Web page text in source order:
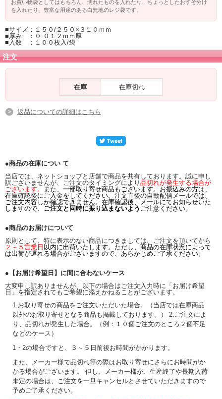
お買い物袋としてはもちろん、濡れたものを入れたり、ちょっとしたおすそ分け
を入れたり、豊富な用途のある白無地のレジ袋です。
■サイズ：１５０/２５０×３１０ｍｍ
■厚み ：０.０１２ｍｍ厚
■入数 ：１００枚入/袋
注文
在庫 在庫切れ
返品についての詳細はこちら
●商品の在庫につい て
当店では、ネットショップと店舗で商品を共有しております。誠に申し
訳ございませんが、ご注文のタイミングにより 品切れが発生する場合が
ございます。
また、一部取り寄せ商品もございます。お振込みの方は、
在庫確認後にご入金をしてください。注文直後の自動配信メールでは、
ご注文内容しか確認できません。在庫確認後、メールにてお知らせいた
しますので、 ご注文と同時に振り込まないよう ご注意ください。
●商品のお届けについて
原則として、特に表示のない商品につきましては、ご注文を頂いてから
２～５営業日 以内に出荷いたします。ただし、商品の在庫状況によって
は出荷が遅れる場合がございますので、あらかじめご了承ください。
●【お届け希望日】に間に合わないケース
大変申し訳ありませんが、以下の場合はご注文入力時に「お届け希望
日」を指定されてもご希望に添えかねることがございます。
1.お取り寄せの商品をご注文いただいた場合。（当店では在庫商品
以外のお取り寄せとなる商品も掲載しております。） 2.ご注文によ
り、品切れが発生した場合。（例：１０個ご注文のところ２個不足
などのケース）
1・2の場合ですと、３～５日前後お時間がかかります。
また、メーカー様で品切れ等の際はお取り寄せにさらにお時間がか
かる場合がございます。 但し、メーカー様が、生産終了や長期入荷
未定の場合は、ご注文を一旦キャンセルとさせていただきますので
予めご了承ください。